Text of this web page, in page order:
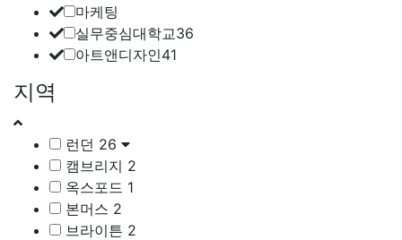
마케팅
실무중심대학교36
아트앤디자인41
지역
런던 26
캠브리지 2
옥스포드 1
본머스 2
브라이튼 2